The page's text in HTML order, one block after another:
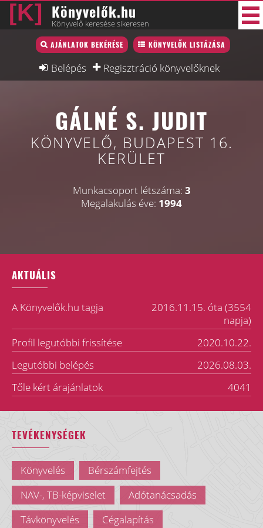
Könyvelők.hu
Könyvelő keresése sikeresen
AJÁNLATOK BEKÉRÉSE KÖNYVELŐK LISTÁZÁSA
Belépés Regisztráció könyvelőknek
Könyvelő lista
Könyvelési munkák
GÁLNÉ S. JUDIT
KÖNYVELŐ, BUDAPEST 16.
KERÜLET
Munkacsoport létszáma: 3
Megalakulás éve: 1994
AKTUÁLIS
A Könyvelők.hu tagja
2016.11.15. óta (3554
napja)
Profil legutóbbi frissítése
2020.10.22.
Legutóbbi belépés
2026.08.03.
Tőle kért árajánlatok
4041
TEVÉKENYSÉGEK
Könyvelés
Bérszámfejtés
NAV-, TB-képviselet
Adótanácsadás
Távkönyvelés
Cégalapítás